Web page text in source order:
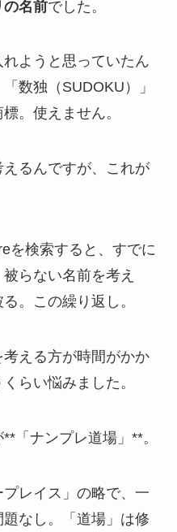
の名前でした。
ようと思っていたん
数独（SUDOKU）」
。使えません。
るんですが、これが
を検索すると、すでに
らない名前を考え
。この繰り返し。
える方が時間がかか
らい悩みました。
「ナンプレ道場」**。
プレイス」の略で、一
なし。「道場」は修